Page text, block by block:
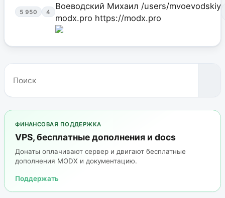
5 950 4
Воеводский Михаил /users/mvoevodskiy
modx.pro https://modx.pro
ФИНАНСОВАЯ ПОДДЕРЖКА
VPS, бесплатные дополнения и docs
Донаты оплачивают сервер и двигают бесплатные
дополнения MODX и документацию.
Поддержать